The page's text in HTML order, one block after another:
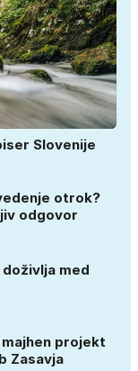
Slovenije
otrok?
odgovor
med
projekt
Zasavja